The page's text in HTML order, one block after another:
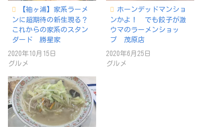
【袖ヶ浦】家系ラーメ
ンに超期待の新生現る？
これからの家系のスタン
ダード 勝星家
2020年10月15日
グルメ
ホーンデッドマンショ
ンかよ！ でも餃子が激
ウマのラーメンショッ
プ 茂原店
2020年6月25日
グルメ